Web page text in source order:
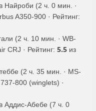
Найроби (2 ч. 0 мин. ·
A350-900 · Рейтинг:
(2 ч. 10 мин. · WB-
CRJ · Рейтинг: 5.5 из
(2 ч. 35 мин. · MS-
800 (winglets) ·
Аддис-Абебе (7 ч. 0